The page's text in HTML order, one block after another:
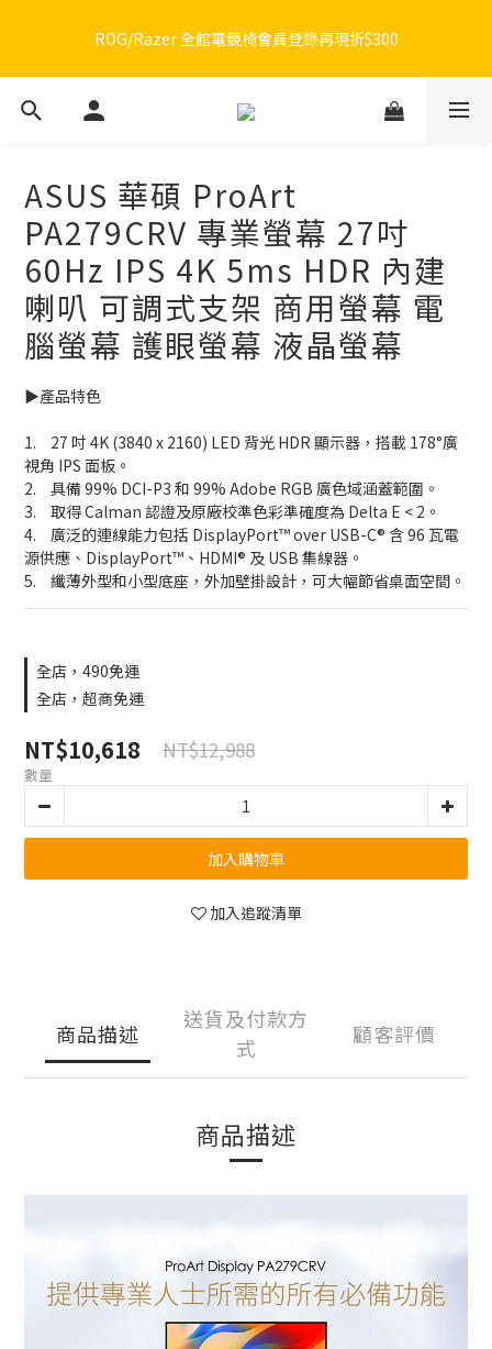
300
🔥品牌限定滿額折🔥ROG周邊滿1500折100 / 2500折200 / 3000折
300
ASUS 華碩 ProArt
PA279CRV 專業螢幕 27吋
60Hz IPS 4K 5ms HDR 內建
喇叭 可調式支架 商用螢幕 電
腦螢幕 護眼螢幕 液晶螢幕
▶️產品特色
1.	27 吋 4K (3840 x 2160) LED 背光 HDR 顯示器，搭載 178°廣
視角 IPS 面板。
2.	具備 99% DCI-P3 和 99% Adobe RGB 廣色域涵蓋範圍。
3.	取得 Calman 認證及原廠校準色彩準確度為 Delta E < 2。
4.	廣泛的連線能力包括 DisplayPort™ over USB-C® 含 96 瓦電
源供應、DisplayPort™、HDMI® 及 USB 集線器。
5.	纖薄外型和小型底座，外加壁掛設計，可大幅節省桌面空間。
全店，490免運
全店，超商免運
NT$10,618 NT$12,988
數量
加入購物車
加入追蹤清單
商品描述
送貨及付款方
式
顧客評價
商品描述